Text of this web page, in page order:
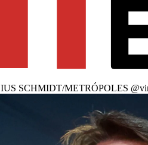
SCHMIDT/METRÓPOLES